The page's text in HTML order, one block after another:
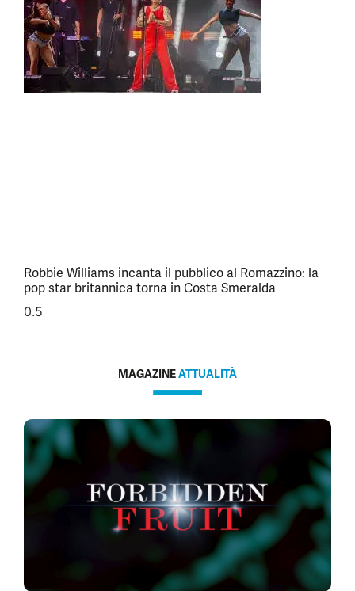
Robbie Williams incanta il pubblico al Romazzino: la
pop star britannica torna in Costa Smeralda
MAGAZINEATTUALITÀ